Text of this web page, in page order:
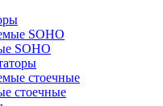
SOHO
SOHO
стоечные
стоечные